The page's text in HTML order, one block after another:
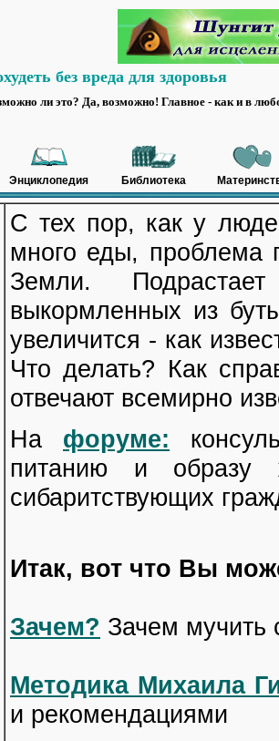
без вреда для здоровья
ли это? Да, возможно! Главное - как и в
Энциклопедия Библиотека
С тех пор, как у
много еды, проблема
Земли. Подрастает
выкормленных из
увеличится - как
Что делать? Как
отвечают всемирно
На форуме:
питанию и
сибаритствующих
Итак, вот что Вы
Зачем? Зачем мучить
Методика Михаила
и рекомендациями